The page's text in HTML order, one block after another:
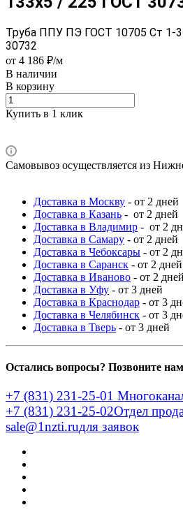
Труба ППУ ПЭ ГОСТ 10705 Ст 1-
30732
от 4 186 ₽/м
В наличии
В корзину
Купить в 1 клик
Самовывоз осуществляется из
Доставка в Москву - от 2 дней
Доставка в Казань - от 2 дней
Доставка в Владимир - от 2
Доставка в Самару - от 2 дней
Доставка в Чебоксары - от 2
Доставка в Саранск - от 2 дней
Доставка в Иваново - от 2 дней
Доставка в Уфу - от 3 дней
Доставка в Краснодар - от 3
Доставка в Челябинск - от 3
Доставка в Тверь - от 3 дней
Остались вопросы? Позвоните
+7 (831) 231-25-01
+7 (831) 231-25-02Отдел
sale@1nzti.ruдля заявок